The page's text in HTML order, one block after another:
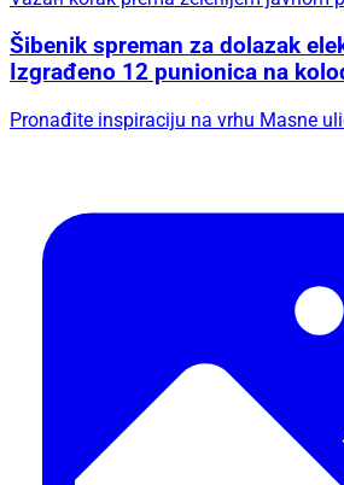
Šibenik spreman za dolazak
Izgrađeno 12 punionica na
Pronađite inspiraciju na vrhu Masne